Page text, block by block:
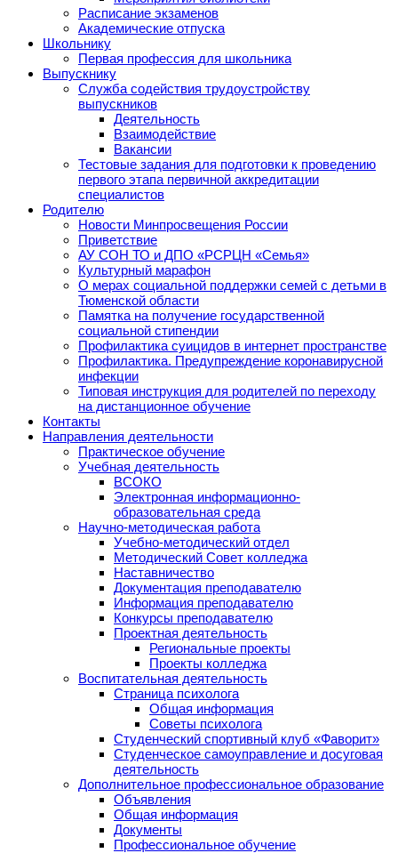
Расписание экзаменов
Академические отпуска
Школьнику
Первая профессия для школьника
Выпускнику
Служба содействия трудоустройству
выпускников
Деятельность
Взаимодействие
Вакансии
Тестовые задания для подготовки к проведению
первого этапа первичной аккредитации
специалистов
Родителю
Новости Минпросвещения России
Приветствие
АУ СОН ТО и ДПО «РСРЦН «Семья»
Культурный марафон
О мерах социальной поддержки семей с детьми в
Тюменской области
Памятка на получение государственной
социальной стипендии
Профилактика суицидов в интернет пространстве
Профилактика. Предупреждение коронавирусной
инфекции
Типовая инструкция для родителей по переходу
на дистанционное обучение
Контакты
Направления деятельности
Практическое обучение
Учебная деятельность
ВСОКО
Электронная информационно-
образовательная среда
Научно-методическая работа
Учебно-методический отдел
Методический Совет колледжа
Наставничество
Документация преподавателю
Информация преподавателю
Конкурсы преподавателю
Проектная деятельность
Региональные проекты
Проекты колледжа
Воспитательная деятельность
Страница психолога
Общая информация
Советы психолога
Студенческий спортивный клуб «Фаворит»
Студенческое самоуправление и досуговая
деятельность
Дополнительное профессиональное образование
Объявления
Общая информация
Документы
Профессиональное обучение